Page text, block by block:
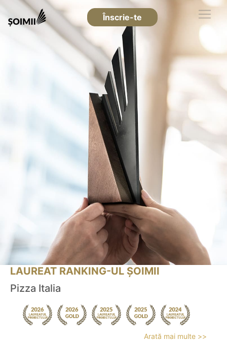
Înscrie-te
LAUREAT RANKING-UL ȘOIMII
Pizza Italia
Arată mai multe >>